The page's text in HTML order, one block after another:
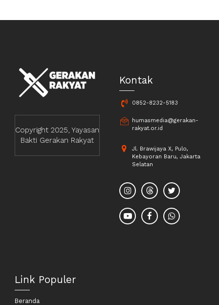
Copyright 2025, Yayasan
Bakti Gerakan Rakyat
Kontak
0852-8232-5183
humasmedia@gerakan-
rakyat.or.id
Jl. Brawijaya X, Pulo,
Kebayoran Baru, Jakarta
Selatan
Link Populer
Beranda